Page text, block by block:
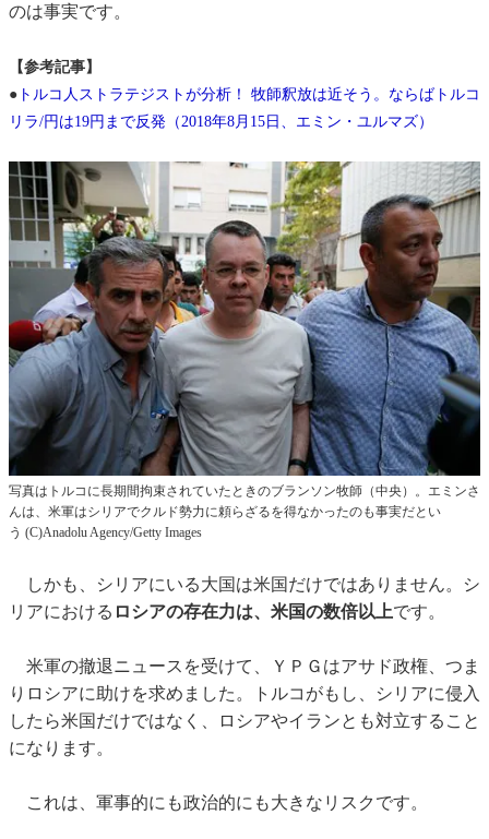
のは事実です。
【参考記事】
● トルコ人ストラテジストが分析！ 牧師釈放は近そう。ならばトルコ
リラ/円は19円まで反発（2018年8月15日、エミン・ユルマズ）
写真はトルコに長期間拘束されていたときのブランソン牧師（中央）。エミンさ
んは、米軍はシリアでクルド勢力に頼らざるを得なかったのも事実だとい
う (C)Anadolu Agency/Getty Images
しかも、シリアにいる大国は米国だけではありません。シ
リアにおける ロシアの存在力は、米国の数倍以上です。
米軍の撤退ニュースを受けて、ＹＰＧはアサド政権、つま
りロシアに助けを求めました。トルコがもし、シリアに侵入
したら米国だけではなく、ロシアやイランとも対立すること
になります。
これは、軍事的にも政治的にも大きなリスクです。